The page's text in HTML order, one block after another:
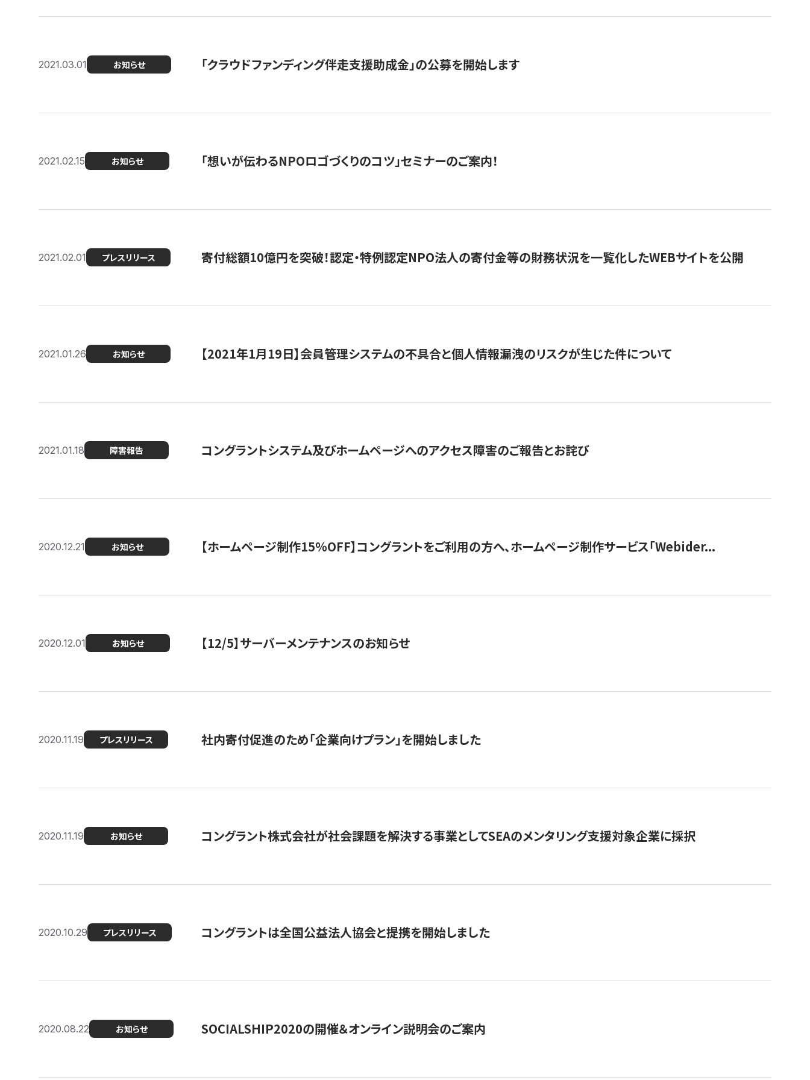
2021.03.01 お知らせ 「クラウドファンディング伴走支援助成金」の公募を開始します
2021.02.15 お知らせ 「想いが伝わるNPOロゴづくりのコツ」セミナーのご案内！
2021.02.01 プレスリリース 寄付総額10億円を突破！認定・特例認定NPO法人の寄付金等の財務状況を一覧化したWEBサイトを公開
2021.01.26 お知らせ 【2021年1月19日】会員管理システムの不具合と個人情報漏洩のリスクが生じた件について
2021.01.18 障害報告 コングラントシステム及びホームページへのアクセス障害のご報告とお詫び
2020.12.21 お知らせ 【ホームページ制作15％OFF】コングラントをご利用の方へ、ホームページ制作サービス「Webider...
2020.12.01 お知らせ 【12/5】サーバーメンテナンスのお知らせ
2020.11.19 プレスリリース 社内寄付促進のため「企業向けプラン」を開始しました
2020.11.19 お知らせ コングラント株式会社が社会課題を解決する事業としてSEAのメンタリング支援対象企業に採択
2020.10.29 プレスリリース コングラントは全国公益法人協会と提携を開始しました
2020.08.22 お知らせ SOCIALSHIP2020の開催＆オンライン説明会のご案内